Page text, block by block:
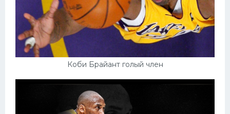
Коби Брайант голый член